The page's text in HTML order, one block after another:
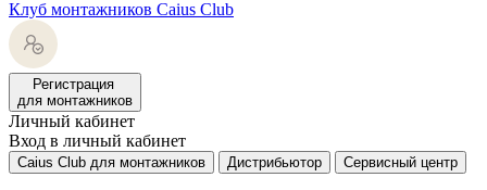
Клуб монтажников Caius Club
Регистрация
для монтажников
Личный кабинет
Вход в личный кабинет
Caius Club для монтажников Дистрибьютор Сервисный центр